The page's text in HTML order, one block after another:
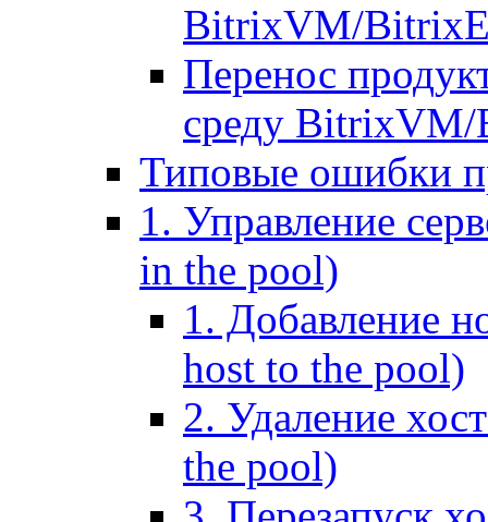
BitrixVM/
Перенос
среду
Типовые ошибки
1. Управление
in the pool)
1. Добавление
host to the pool)
2. Удаление
the pool)